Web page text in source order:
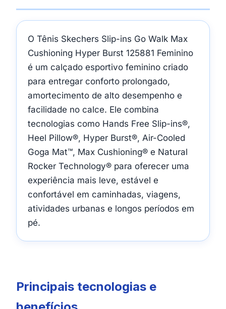
O Tênis Skechers Slip-ins Go Walk Max
Cushioning Hyper Burst 125881 Feminino
é um calçado esportivo feminino criado
para entregar conforto prolongado,
amortecimento de alto desempenho e
facilidade no calce. Ele combina
tecnologias como Hands Free Slip-ins®,
Heel Pillow®, Hyper Burst®, Air-Cooled
Goga Mat™, Max Cushioning® e Natural
Rocker Technology® para oferecer uma
experiência mais leve, estável e
confortável em caminhadas, viagens,
atividades urbanas e longos períodos em
pé.
Principais tecnologias e